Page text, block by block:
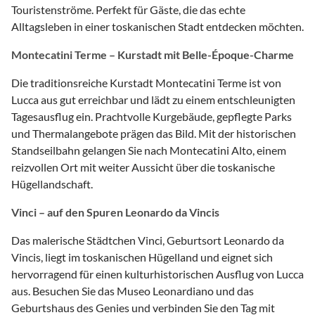
Touristenströme. Perfekt für Gäste, die das echte
Alltagsleben in einer toskanischen Stadt entdecken möchten.
Montecatini Terme – Kurstadt mit Belle-Époque-Charme
Die traditionsreiche Kurstadt Montecatini Terme ist von
Lucca aus gut erreichbar und lädt zu einem entschleunigten
Tagesausflug ein. Prachtvolle Kurgebäude, gepflegte Parks
und Thermalangebote prägen das Bild. Mit der historischen
Standseilbahn gelangen Sie nach Montecatini Alto, einem
reizvollen Ort mit weiter Aussicht über die toskanische
Hügellandschaft.
Vinci – auf den Spuren Leonardo da Vincis
Das malerische Städtchen Vinci, Geburtsort Leonardo da
Vincis, liegt im toskanischen Hügelland und eignet sich
hervorragend für einen kulturhistorischen Ausflug von Lucca
aus. Besuchen Sie das Museo Leonardiano und das
Geburtshaus des Genies und verbinden Sie den Tag mit